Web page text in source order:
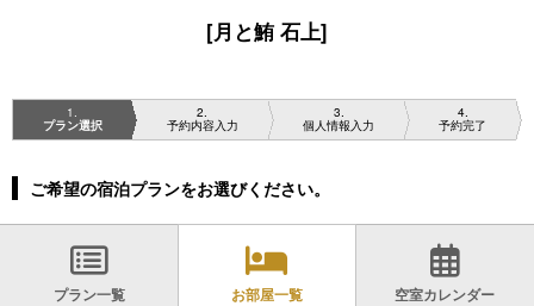
[月と鮪 石上]
1
プラン選択
2
予約内容入力
3
個人情報入力
4
予約完了
ご希望の宿泊プランをお選びください。
プラン一覧 お部屋一覧 空室カレンダー